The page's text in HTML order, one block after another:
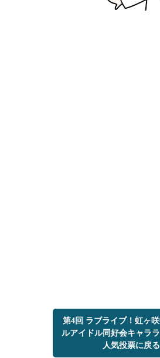
第4回 ラブライブ！虹ヶ
ルアイドル同好会キャラ
人気投票に戻る